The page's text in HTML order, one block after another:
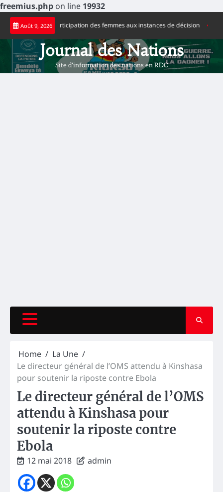
freemius.php on line 19932
Skip
content
Août 9, 2026
la participation des femmes aux instances de décision Journée
Journal des Nations
Site d'information des nations en RDC
Home
La Une
Le directeur général de l’OMS attendu à Kinshasa
pour soutenir la riposte contre Ebola
Le directeur général de l’OMS
attendu à Kinshasa pour
soutenir la riposte contre
Ebola
12 mai 2018 admin